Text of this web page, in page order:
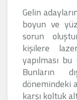
Gelin
boyun ve
sorun
kişilere
yapılması
Bunların
dönemindeki
karşı koltuk